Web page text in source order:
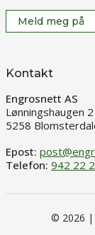
Meld meg på
Kontakt
Engrosnett AS
Lønningshaugen 2
5258
Epost:
Telefon: 942 22
© 2026 |